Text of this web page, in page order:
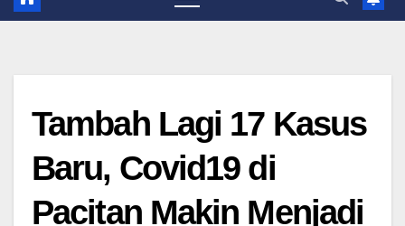
Tambah Lagi 17 Kasus
Baru, Covid19 di
Pacitan Makin Menjadi